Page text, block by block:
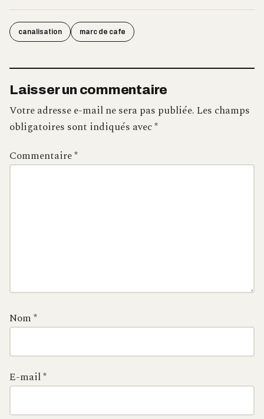
canalisation marc de cafe
Laisser un commentaire
Votre adresse e-mail ne sera pas publiée.Les champs
obligatoires sont indiqués avec*
Commentaire*
Nom*
E-mail*